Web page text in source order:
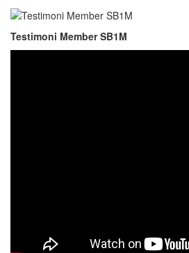
Testimoni Member SB1M